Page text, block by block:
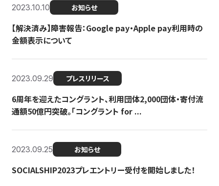
2023.10.10 お知らせ
【解決済み】障害報告：Google pay・Apple pay利用時の
金額表示について
2023.09.29 プレスリリース
6周年を迎えたコングラント、利用団体2,000団体・寄付流
通額50億円突破。「コングラント for ...
2023.09.25 お知らせ
SOCIALSHIP2023プレエントリー受付を開始しました！